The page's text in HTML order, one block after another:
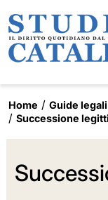
Home Guide legali
Successione